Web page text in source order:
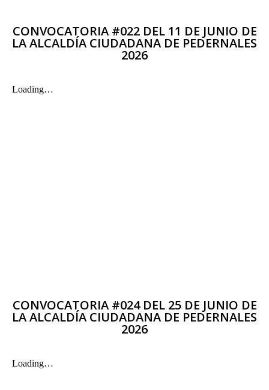
CONVOCATORIA #022 DEL 11 DE JUNIO DE
LA ALCALDÍA CIUDADANA DE PEDERNALES
2026
CONVOCATORIA #024 DEL 25 DE JUNIO DE
LA ALCALDÍA CIUDADANA DE PEDERNALES
2026